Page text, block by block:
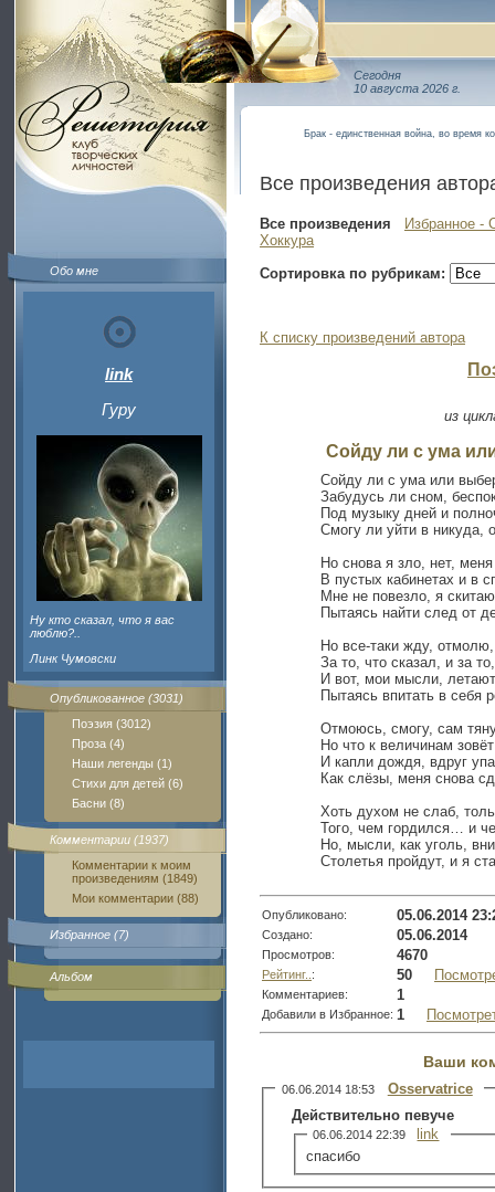
Обо мне
link
Гуру
Ну кто сказал, что я вас
люблю?..
Линк Чумовски
Опубликованное (3031)
Поэзия (3012)
Проза (4)
Наши легенды (1)
Стихи для детей (6)
Басни (8)
Комментарии (1937)
Комментарии к моим
произведениям (1849)
Мои комментарии (88)
Избранное (7)
Альбом
Сегодня
10 августа 2026 г.
Брак - единственная война, во время
Все произведения
Все произведения
Избранное -
Хоккура
Сортировка по рубрикам:
К списку произведений автора
из
Сойду ли с ума
Сойду ли с ума или
Забудусь ли сном,
Под музыку дней и
Смогу ли уйти в никуда,
Но снова я зло, нет,
В пустых кабинетах и в
Мне не повезло, я
Пытаясь найти след от
Но все-таки жду,
За то, что сказал, и за
И вот, мои мысли,
Пытаясь впитать в себя
Отмоюсь, смогу, сам
Но что к величинам
И капли дождя, вдруг
Как слёзы, меня снова
Хоть духом не слаб,
Того, чем гордился… и
Но, мысли, как уголь,
Столетья пройдут, и я
Опубликовано: 05.06.2014
Создано: 05.06.2014
Просмотров: 4670
Рейтинг.. : 50
Комментариев: 1
Добавили в Избранное: 1
Ваши
06.06.2014 18:53
Osservatrice
Действительно певуче
06.06.2014 22:39
link
спасибо